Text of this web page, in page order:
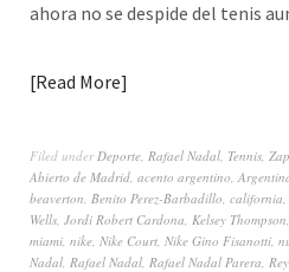
ahora no se despide del tenis
Read More
Filed underDeporte, Rafael Nadal, Tennis,
Abierto de Madrid, acento argentino,
beaverton, Benito Perez-Barbadillo, california,
Wells, Jordi Robert Cardona, Kelsey Thompson,
miami, nike, Nike Court, Nike Gino Fisanotti,
Nadal, Rafael Nadal, Rafael Nadal Parera,